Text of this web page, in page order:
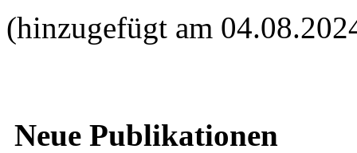
(hinzugefügt am
Neue Publikationen